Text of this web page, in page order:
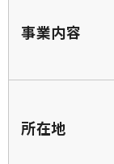
事業内容
所在地